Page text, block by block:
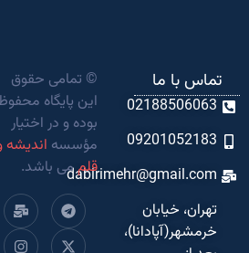
تماس با ما
02188506063
09201052183
dabirimehr@gmail.com
تهران، خیابان
خرمشهر(آپادانا)،
© تمامی حقوق
این پایگاه محفوظ
بوده و در اختیار
مؤسسه اندیشه و
قلممی باشد.